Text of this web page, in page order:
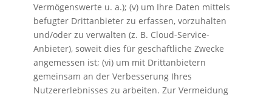
Vermögenswerte u. a.); (v) um Ihre Daten mittels
befugter Drittanbieter zu erfassen, vorzuhalten
und/oder zu verwalten (z. B. Cloud-Service-
Anbieter), soweit dies für geschäftliche Zwecke
angemessen ist; (vi) um mit Drittanbietern
gemeinsam an der Verbesserung Ihres
Nutzererlebnisses zu arbeiten. Zur Vermeidung